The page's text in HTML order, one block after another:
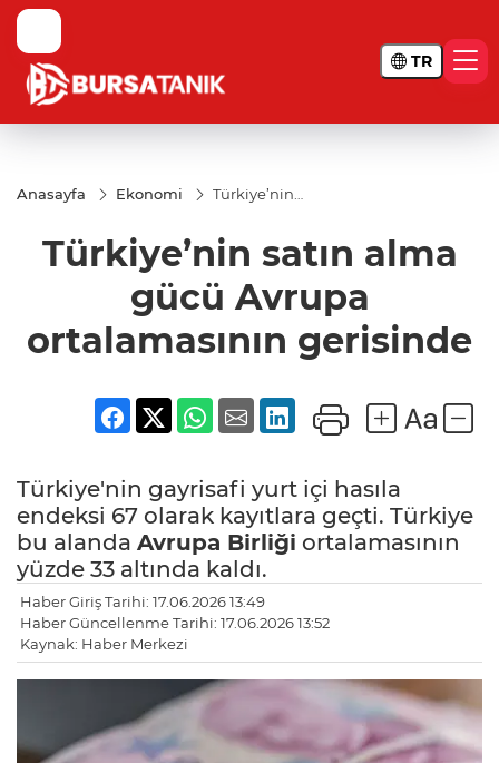
TR
Anasayfa Ekonomi
Türkiye’nin
ortalamasının
gerisinde
Türkiye’nin satın alma
gücü Avrupa
ortalamasının gerisinde
Türkiye'nin gayrisafi yurt içi hasıla
endeksi 67 olarak kayıtlara geçti. Türkiye
bu alanda Avrupa Birliği ortalamasının
yüzde 33 altında kaldı.
Haber Giriş Tarihi: 17.06.2026 13:49
Haber Güncellenme Tarihi: 17.06.2026 13:52
Kaynak: Haber Merkezi